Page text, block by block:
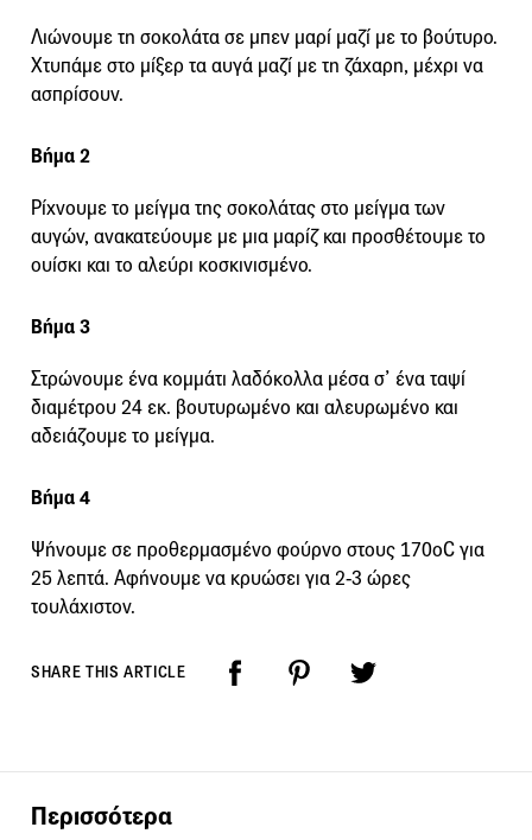
Λιώνουμε τη σοκολάτα σε μπεν μαρί μαζί με το βούτυρο.
Χτυπάμε στο μίξερ τα αυγά μαζί με τη ζάχαρη, μέχρι να
ασπρίσουν.
Βήμα 2
Ρίχνουμε το μείγμα της σοκολάτας στο μείγμα των
αυγών, ανακατεύουμε με μια μαρίζ και προσθέτουμε το
ουίσκι και το αλεύρι κοσκινισμένο.
Βήμα 3
Στρώνουμε ένα κομμάτι λαδόκολλα μέσα σ’ ένα ταψί
διαμέτρου 24 εκ. βουτυρωμένο και αλευρωμένο και
αδειάζουμε το μείγμα.
Βήμα 4
Ψήνουμε σε προθερμασμένο φούρνο στους 170οC για
25 λεπτά. Αφήνουμε να κρυώσει για 2-3 ώρες
τουλάχιστον.
SHARE THIS ARTICLE
Περισσότερα